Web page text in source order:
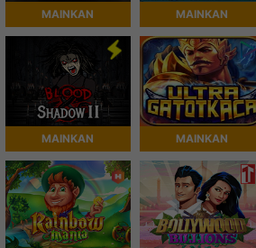
MAINKAN MAINKAN
MAINKAN MAINKAN